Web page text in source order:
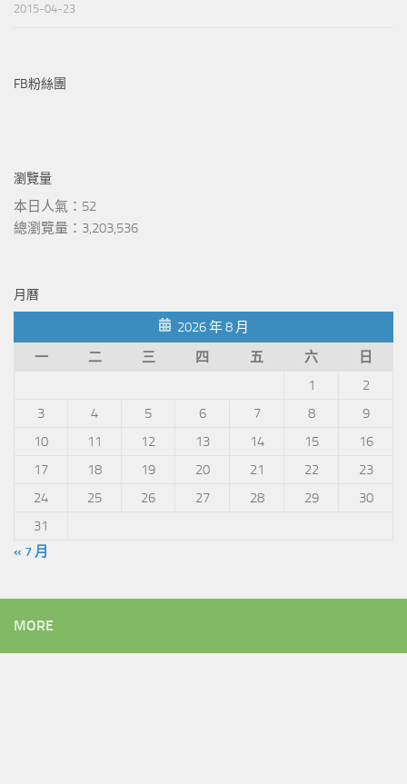
2015-04-23
FB粉絲團
瀏覽量
本日人氣：52
總瀏覽量：3,203,536
月曆
2026 年 8 月
一
二 三 四 五 六
日
1
2
3
4 5 6 7 8
9
10
11 12 13 14 15
16
17
18 19 20 21 22
23
24
25 26 27 28 29
30
31
« 7 月
MORE